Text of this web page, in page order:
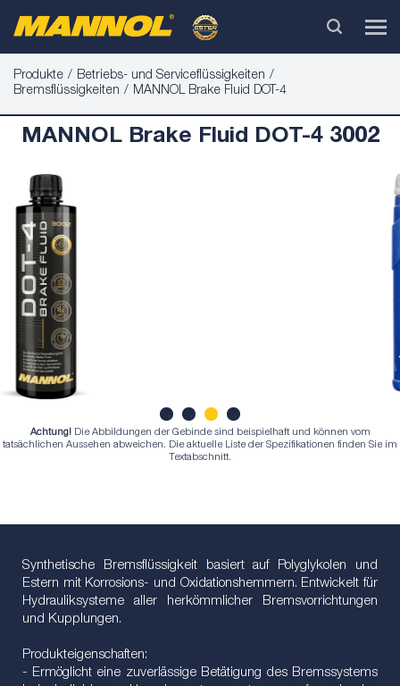
Produkte
Betriebs- und Serviceflüssigkeiten
Bremsflüssigkeiten
MANNOL Brake Fluid DOT-4
MANNOL Brake Fluid DOT-4 3002
1 2 3
Achtung! Die Abbildungen der Gebinde sind beispielhaft und können vom
tatsächlichen Aussehen abweichen. Die aktuelle Liste der Spezifikationen finden Sie im
Textabschnitt.
Synthetische Bremsflüssigkeit basiert auf Polyglykolen und
Estern mit Korrosions- und Oxidationshemmern. Entwickelt für
Hydrauliksysteme aller herkömmlicher Bremsvorrichtungen
und Kupplungen.
Produkteigenschaften:
- Ermöglicht eine zuverlässige Betätigung des Bremssystems